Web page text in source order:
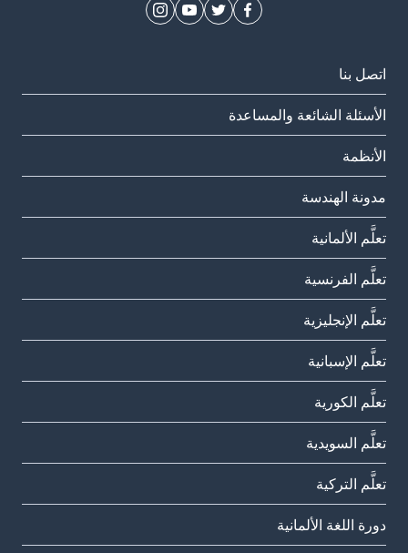
اتصل بنا
الأسئلة الشائعة والمساعدة
الأنظمة
مدونة الهندسة
تعلَّم الألمانية
تعلَّم الفرنسية
تعلَّم الإنجليزية
تعلَّم الإسبانية
تعلَّم الكورية
تعلَّم السويدية
تعلَّم التركية
دورة اللغة الألمانية